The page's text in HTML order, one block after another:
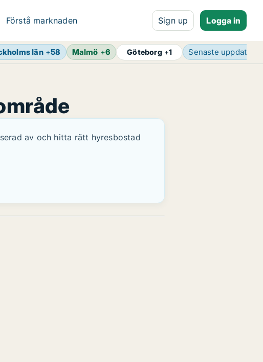
Förstå marknaden Sign up Logga in
län+58 Malmö +6 Göteborg+1 Senaste
av och hitta rätt hyresbostad